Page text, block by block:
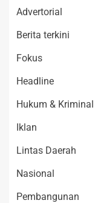
Advertorial
Berita terkini
Fokus
Headline
Hukum & Kriminal
Iklan
Lintas Daerah
Nasional
Pembangunan